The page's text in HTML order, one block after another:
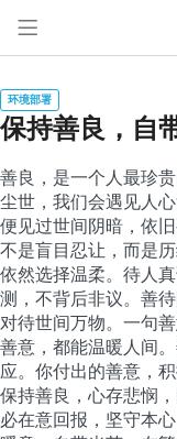
保持善良，自
善良，是一个人最珍
尘世，我们会遇见人
便见过世间阴暗，依
不是盲目忍让，而是
依然选择温柔。待人
测，不背后非议。善
对待世间万物。一句
善意，都能温暖人间
应。你付出的善意，
保持善良，心存悲悯
必在意回报，坚守本